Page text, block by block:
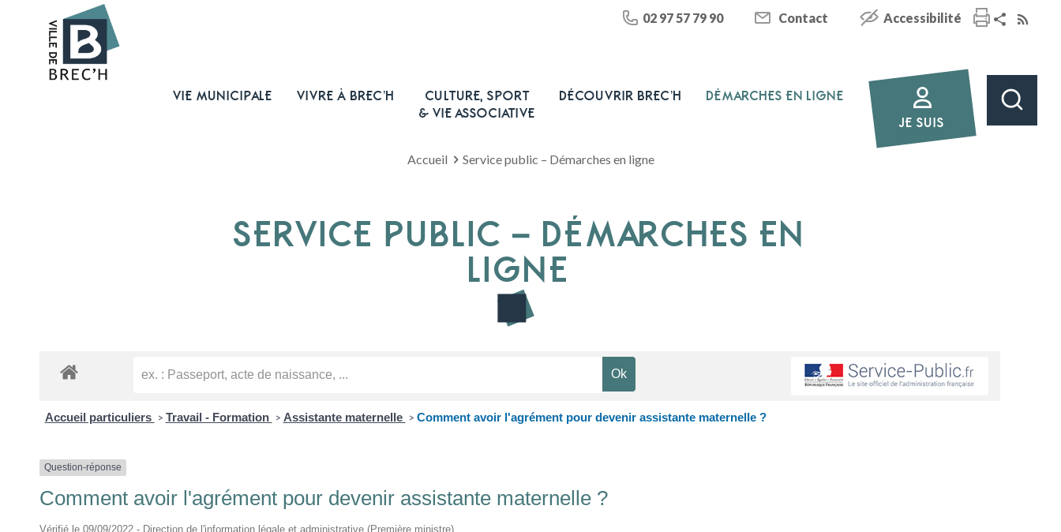
02 97 57 79 90 Contact Accessibilité
VIE MUNICIPALE VIVRE À BREC’H
CULTURE, SPORT
& VIE ASSOCIATIVE
DÉCOUVRIR BREC’H
DÉMARCHES EN LIGNE
JE SUIS
Accueil Service public – Démarches en ligne
SERVICE PUBLIC – DÉMARCHES EN
LIGNE
Accueil particuliers > Travail - Formation > Assistante maternelle > Comment avoir l'agrément pour devenir assistante maternelle ?
Question-réponse
Comment avoir l'agrément pour devenir assistante maternelle ?
Vérifié le 09/09/2022 - Direction de l'information légale et administrative (Première ministre)